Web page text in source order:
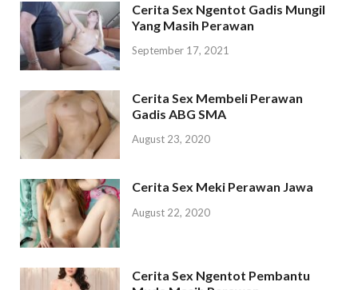
Cerita Sex Ngentot Gadis Mungil
Yang Masih Perawan
September 17, 2021
Cerita Sex Membeli Perawan
Gadis ABG SMA
August 23, 2020
Cerita Sex Meki Perawan Jawa
August 22, 2020
Cerita Sex Ngentot Pembantu